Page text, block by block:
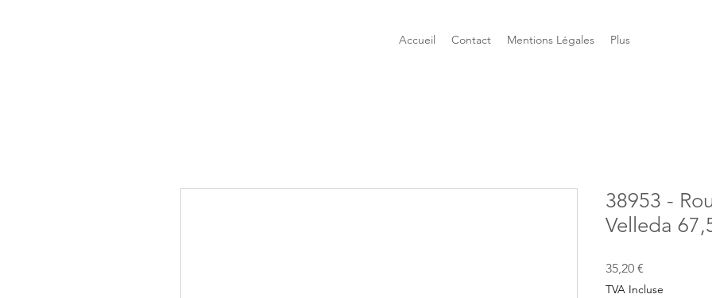
Accueil Contact Mentions Légales Plus
38953 -
Velleda
35,20 €
TVA Incluse